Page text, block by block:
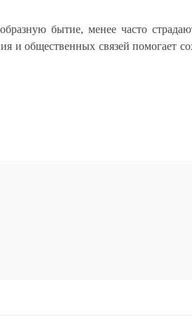
бытие, менее часто
и общественных связей помогает